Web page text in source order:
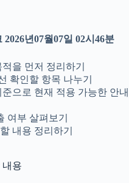
년07월07일 02시46분
을 먼저 정리하기
확인할 항목 나누기
준으로 현재 적용 가능한 안내
여부 살펴보기
내용 정리하기
내용